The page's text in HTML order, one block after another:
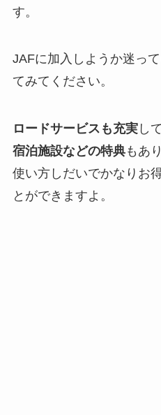
す。
JAFに加入しようか迷っ
てみてください。
ロードサービスも充実し
宿泊施設などの特典もあり
使い方しだいでかなりお
とができますよ。